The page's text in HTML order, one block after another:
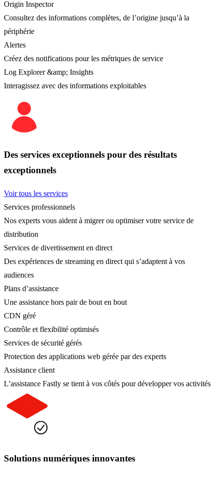
Origin Inspector
Consultez des informations complètes, de l’origine jusqu’à la
périphérie
Alertes
Créez des notifications pour les métriques de service
Log Explorer &amp; Insights
Interagissez avec des informations exploitables
Des services exceptionnels pour des résultats
exceptionnels
Voir tous les services
Services professionnels
Nos experts vous aident à migrer ou optimiser votre service de
distribution
Services de divertissement en direct
Des expériences de streaming en direct qui s’adaptent à vos
audiences
Plans d’assistance
Une assistance hors pair de bout en bout
CDN géré
Contrôle et flexibilité optimisés
Services de sécurité gérés
Protection des applications web gérée par des experts
Assistance client
L’assistance Fastly se tient à vos côtés pour développer vos activités
Solutions numériques innovantes